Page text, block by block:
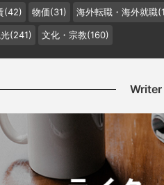
(42) 物価(31) 海外転職・海外就職
(241) 文化・宗教(160)
Writer